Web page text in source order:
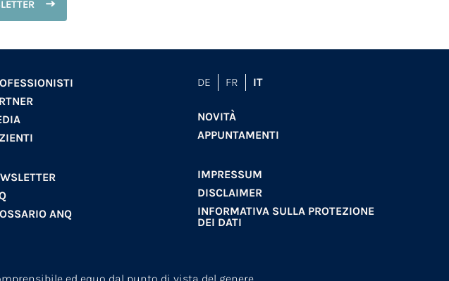
ANQ
DE FR IT
NOVITÀ
APPUNTAMENTI
IMPRESSUM
DISCLAIMER
INFORMATIVA SULLA PROTEZIONE
DEI DATI